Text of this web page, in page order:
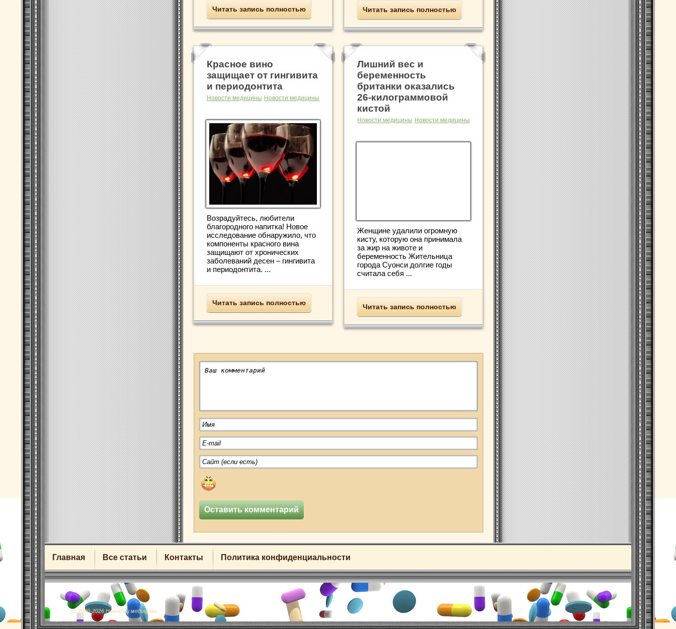
Читать запись полностью Читать запись полностью
Красное вино
защищает от гингивита
и периодонтита
Новости медицины Новости медицины
Возрадуйтесь, любители
благородного напитка! Новое
исследование обнаружило, что
компоненты красного вина
защищают от хронических
заболеваний десен – гингивита
и периодонтита. ...
Читать запись полностью
Лишний вес и
беременность
британки оказались
26-килограммовой
кистой
Новости медицины Новости медицины
Женщине удалили огромную
кисту, которую она принимала
за жир на животе и
беременность Жительница
города Суонси долгие годы
считала себя ...
Читать запись полностью
Главная Все статьи Контакты Политика конфиденциальности
© 2009-2026 Новости медицины